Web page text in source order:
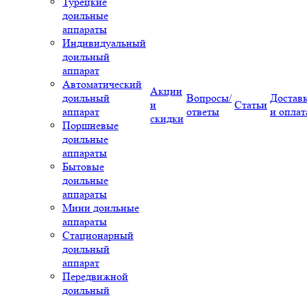
доильные
аппараты
Индивидуальный
доильный
аппарат
Автоматический
доильный
аппарат
Поршневые
доильные
аппараты
Бытовые
доильные
аппараты
Мини доильные
аппараты
Стационарный
доильный
аппарат
Передвижной
доильный
Акции
и
скидки
Вопросы/
ответы
Статьи
и